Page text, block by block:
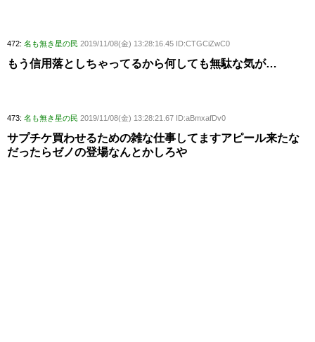
472: 名も無き星の民 2019/11/08(金) 13:28:16.45 ID:CTGCiZwC0
もう信用落としちゃってるから何しても無駄な気が…
473: 名も無き星の民 2019/11/08(金) 13:28:21.67 ID:aBmxafDv0
サプチケ買わせるための雑な仕事してますアピール来たな
だったらゼノの登場なんとかしろや